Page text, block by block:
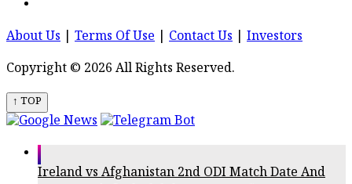
About Us Terms Of Use Contact Us
Investors
Copyright © 2026 All Rights Reserved.
↑ TOP
Ireland vs Afghanistan 2nd ODI Match Date And